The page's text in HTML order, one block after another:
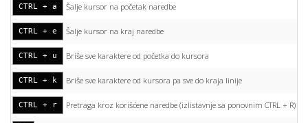
CTRL + a Šalje kursor na početak naredbe
CTRL + e Šalje kursor na kraj naredbe
CTRL + u Briše sve karaktere od početka do kursora
CTRL + k Briše sve karaktere od kursora pa sve do kraja linije
CTRL + r Pretraga kroz korišćene naredbe (izlistavnje sa ponovnim CTRL + R)